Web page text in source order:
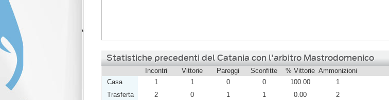
Statistiche precedenti del Catania con l'arbitro Mastrodomenico
Incontri Vittorie Pareggi Sconfitte % Vittorie Ammonizioni
Casa
1 1 0 0 100.00
1
Trasferta
2 0 1 1 0.00
2